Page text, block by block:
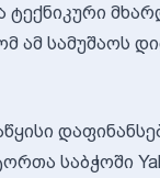
ამ სამუშაოს
საბჭოში